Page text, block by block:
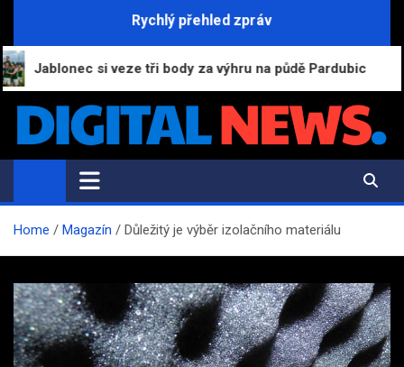
content
Rychlý přehled zpráv
si veze tři body za výhru na půdě Pardubic
Digital-News.cz
Informační a zpravodajský portál
Home Magazín Důležitý je výběr izolačního materiálu